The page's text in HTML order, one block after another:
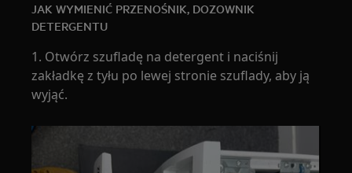
JAK WYMIENIĆ PRZENOŚNIK, DOZOWNIK
DETERGENTU
1. Otwórz szufladę na detergent i naciśnij
zakładkę z tyłu po lewej stronie szuflady, aby ją
wyjąć.